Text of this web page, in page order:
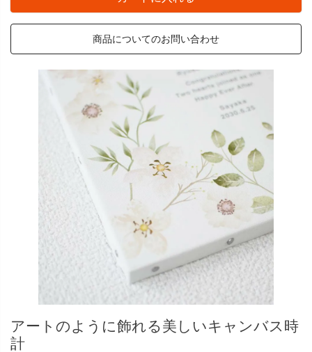
商品についてのお問い合わせ
アートのように飾れる美しいキャンバス時
計